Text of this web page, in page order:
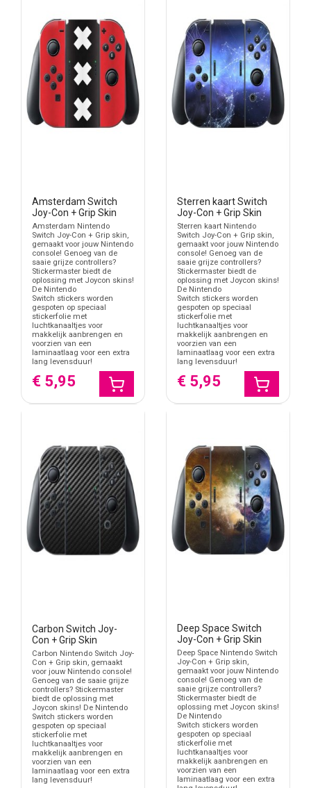
Amsterdam Switch
Joy-Con + Grip Skin
Amsterdam Nintendo
Switch Joy-Con + Grip skin,
gemaakt voor jouw Nintendo
console! Genoeg van de
saaie grijze controllers?
Stickermaster biedt de
oplossing met Joycon skins!
De Nintendo
Switch stickers worden
gespoten op speciaal
stickerfolie met
luchtkanaaltjes voor
makkelijk aanbrengen en
voorzien van een
laminaatlaag voor een extra
lang levensduur!
€ 5,95
Sterren kaart Switch
Joy-Con + Grip Skin
Sterren kaart Nintendo
Switch Joy-Con + Grip skin,
gemaakt voor jouw Nintendo
console! Genoeg van de
saaie grijze controllers?
Stickermaster biedt de
oplossing met Joycon skins!
De Nintendo
Switch stickers worden
gespoten op speciaal
stickerfolie met
luchtkanaaltjes voor
makkelijk aanbrengen en
voorzien van een
laminaatlaag voor een extra
lang levensduur!
€ 5,95
Carbon Switch Joy-
Con + Grip Skin
Carbon Nintendo Switch Joy-
Con + Grip skin, gemaakt
voor jouw Nintendo console!
Genoeg van de saaie grijze
controllers? Stickermaster
biedt de oplossing met
Joycon skins! De Nintendo
Switch stickers worden
gespoten op speciaal
stickerfolie met
luchtkanaaltjes voor
makkelijk aanbrengen en
voorzien van een
laminaatlaag voor een extra
lang levensduur!
Deep Space Switch
Joy-Con + Grip Skin
Deep Space Nintendo Switch
Joy-Con + Grip skin,
gemaakt voor jouw Nintendo
console! Genoeg van de
saaie grijze controllers?
Stickermaster biedt de
oplossing met Joycon skins!
De Nintendo
Switch stickers worden
gespoten op speciaal
stickerfolie met
luchtkanaaltjes voor
makkelijk aanbrengen en
voorzien van een
laminaatlaag voor een extra